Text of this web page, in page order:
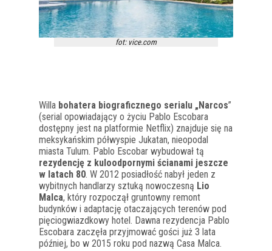
fot: vice.com
Willa bohatera biograficznego serialu „Narcos”
(serial opowiadający o życiu Pablo Escobara
dostępny jest na platformie Netflix) znajduje się na
meksykańskim półwyspie Jukatan, nieopodal
miasta Tulum. Pablo Escobar wybudował tą
rezydencję z kuloodpornymi ścianami jeszcze
w latach 80. W 2012 posiadłość nabył jeden z
wybitnych handlarzy sztuką nowoczesną Lio
Malca, który rozpoczął gruntowny remont
budynków i adaptację otaczających terenów pod
pięciogwiazdkowy hotel. Dawna rezydencja Pablo
Escobara zaczęła przyjmować gości już 3 lata
później, bo w 2015 roku pod nazwą Casa Malca.